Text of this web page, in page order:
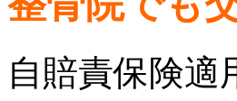
自賠責保険適